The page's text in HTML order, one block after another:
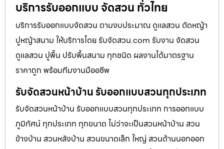
บริการรับออกแบบ จัดสวน ทั่วไทย
บริการรับออกแบบจัดสวน ตามงบประมาณ ดูเเลสวน ตัดหญ้า
ปูหญ้าสนาม ให้บริการโดย รับจัดสวน.com รับงาน จัดสวน
ดูแลสวน ปูพื้น ปรับพื้นสนาม ทุกชนิด ผลงานได้มาตรฐาน
ราคาถูก พร้อมทีมงานมืออชีพ
รับจัดสวนหน้าบ้าน รับออกแบบสวนทุกประเภท
รับจัดสวนหน้าบ้าน รับออกแบบสวนทุกประเภท การออกแบบ
ภูมิทัศน์ ทุกประเภท ทุกขนาด ไม่ว่าจะเป็นสวนหน้าบ้าน สวน
ข้างบ้าน สวนหลังบ้าน สวนขนาดเล็ก ใหญ่ สวนด้านนอกออก